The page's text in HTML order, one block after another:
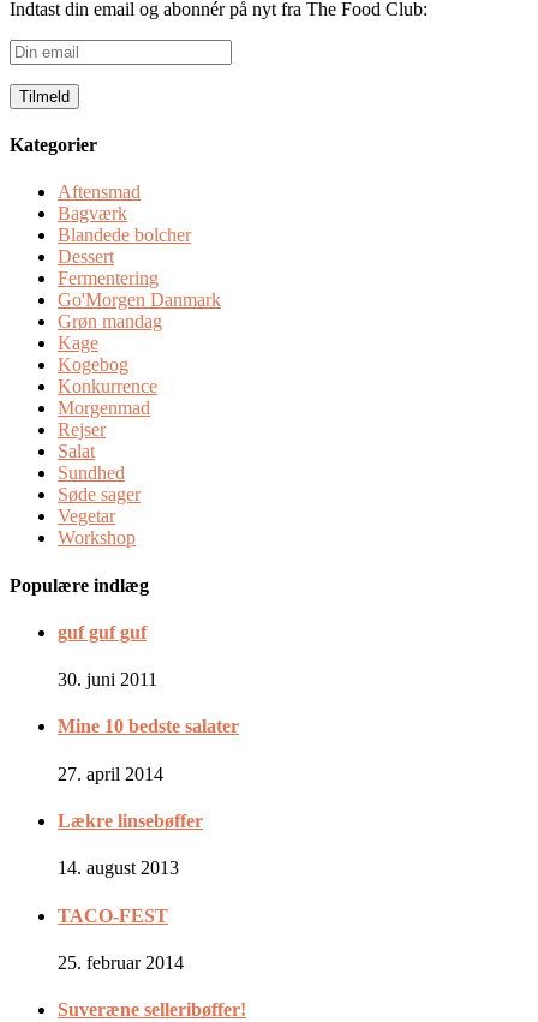
Indtast din email og abonnér på nyt fra The Food Club:
Din
email
Kategorier
Aftensmad
Bagværk
Blandede bolcher
Dessert
Fermentering
Go'Morgen Danmark
Grøn mandag
Kage
Kogebog
Konkurrence
Morgenmad
Rejser
Salat
Sundhed
Søde sager
Vegetar
Workshop
Populære indlæg
guf guf guf
30. juni 2011
Mine 10 bedste salater
27. april 2014
Lækre linsebøffer
14. august 2013
TACO-FEST
25. februar 2014
Suveræne selleribøffer!